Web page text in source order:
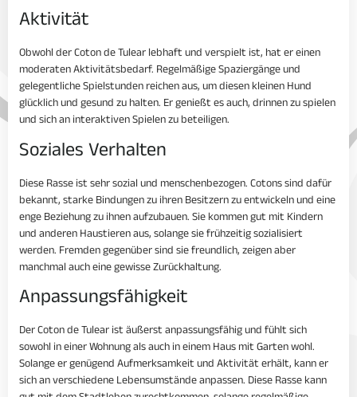
Aktivität
Obwohl der Coton de Tulear lebhaft und verspielt ist, hat er einen
moderaten Aktivitätsbedarf. Regelmäßige Spaziergänge und
gelegentliche Spielstunden reichen aus, um diesen kleinen Hund
glücklich und gesund zu halten. Er genießt es auch, drinnen zu spielen
und sich an interaktiven Spielen zu beteiligen.
Soziales Verhalten
Diese Rasse ist sehr sozial und menschenbezogen. Cotons sind dafür
bekannt, starke Bindungen zu ihren Besitzern zu entwickeln und eine
enge Beziehung zu ihnen aufzubauen. Sie kommen gut mit Kindern
und anderen Haustieren aus, solange sie frühzeitig sozialisiert
werden. Fremden gegenüber sind sie freundlich, zeigen aber
manchmal auch eine gewisse Zurückhaltung.
Anpassungsfähigkeit
Der Coton de Tulear ist äußerst anpassungsfähig und fühlt sich
sowohl in einer Wohnung als auch in einem Haus mit Garten wohl.
Solange er genügend Aufmerksamkeit und Aktivität erhält, kann er
sich an verschiedene Lebensumstände anpassen. Diese Rasse kann